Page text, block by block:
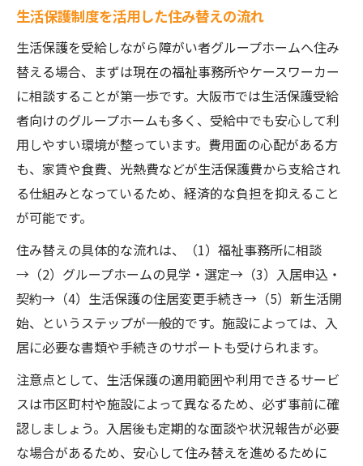
生活保護制度を活用した住み替えの流れ
生活保護を受給しながら障がい者グループホームへ住み
替える場合、まずは現在の福祉事務所やケースワーカー
に相談することが第一歩です。大阪市では生活保護受給
者向けのグループホームも多く、受給中でも安心して利
用しやすい環境が整っています。費用面の心配がある方
も、家賃や食費、光熱費などが生活保護費から支給され
る仕組みとなっているため、経済的な負担を抑えること
が可能です。
住み替えの具体的な流れは、（1）福祉事務所に相談
→（2）グループホームの見学・選定→（3）入居申込・
契約→（4）生活保護の住居変更手続き→（5）新生活開
始、というステップが一般的です。施設によっては、入
居に必要な書類や手続きのサポートも受けられます。
注意点として、生活保護の適用範囲や利用できるサービ
スは市区町村や施設によって異なるため、必ず事前に確
認しましょう。入居後も定期的な面談や状況報告が必要
な場合があるため、安心して住み替えを進めるために